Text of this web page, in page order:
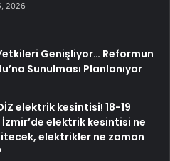
2026
Genişliyor… Reformun
Sunulması Planlanıyor
elektrik kesintisi! 18-19
elektrik kesintisi ne
elektrikler ne zaman